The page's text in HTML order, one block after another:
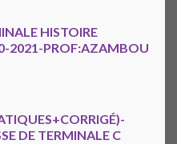
HISTOIRE
2021-PROF:AZAMBOU
DE TERMINALE C